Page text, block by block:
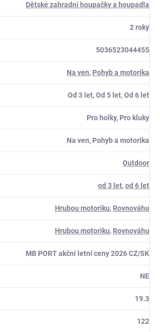
Dětské zahradní houpačky a houpadla
2 roky
5036523044455
Na ven, Pohyb a motorika
Od 3 let, Od 5 let, Od 6 let
Pro holky, Pro kluky
Na ven, Pohyb a motorika
Outdoor
od 3 let,od 6 let
Hrubou motoriku, Rovnováhu
Hrubou motoriku, Rovnováhu
MB PORT akční letní ceny 2026 CZ/SK
NE
19.3
122